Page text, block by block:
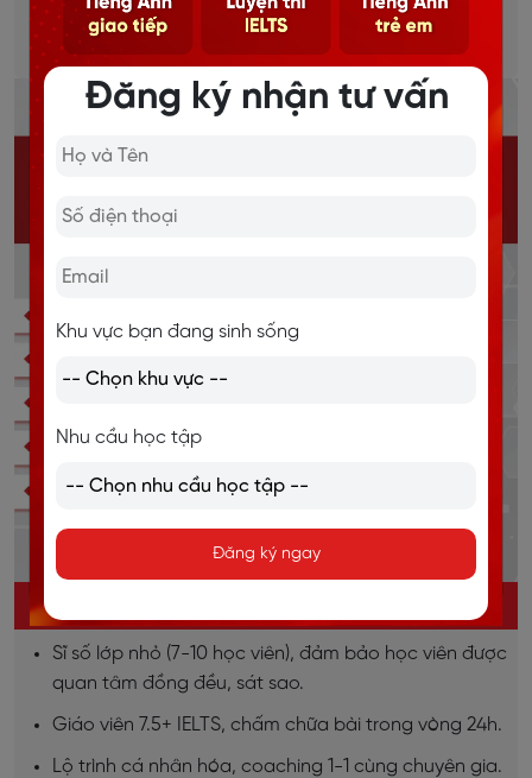
Sĩ số lớp nhỏ (7-10 học viên), đảm bảo học viên được
quan tâm đồng đều, sát sao.
Giáo viên 7.5+ IELTS, chấm chữa bài trong vòng 24h.
Lộ trình cá nhân hóa, coaching 1-1 cùng chuyên gia.
Đăng ký nhận tư vấn
Khu vực bạn đang sinh sống
Nhu cầu học tập
Đăng ký ngay